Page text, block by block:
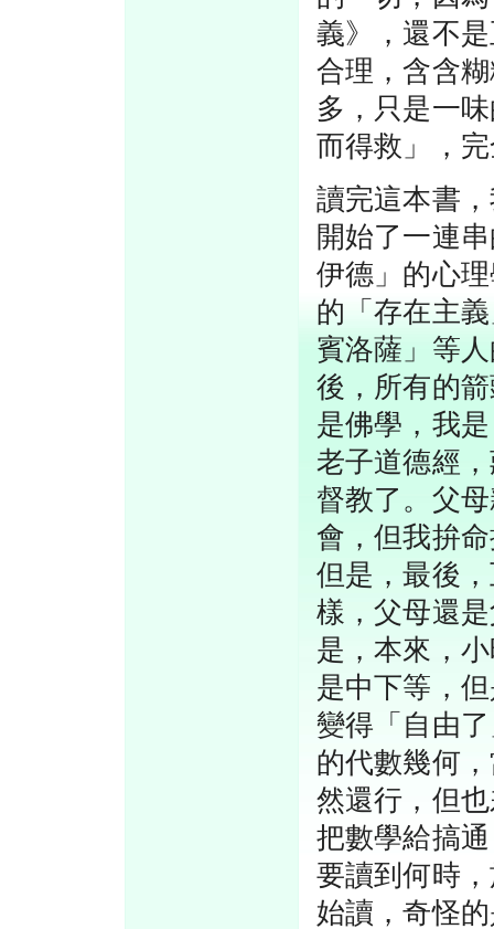
義》，還不
合理，含含
多，只是一
而得救」，
讀完這本書
開始了一連
伊德」的心
的「存在主
賓洛薩」等
後，所有的
是佛學，我
老子道德經
督教了。父
會，但我拚
但是，最後
樣，父母還
是，本來，
是中下等，
變得「自由
的代數幾何
然還行，但
把數學給搞
要讀到何時
始讀，奇怪